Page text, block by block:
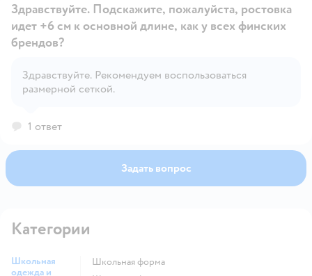
Открыть вопрос
Здравствуйте. Подскажите, пожалуйста, ростовка
идет +6 см к основной длине, как у всех финских
брендов?
Здравствуйте. Рекомендуем воспользоваться
размерной сеткой.
1 ответ
Задать вопрос
Категории
Школьная
одежда и
Школьная форма